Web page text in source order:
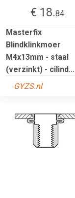
€ 18.84
Masterfix
Blindklinkmoer
M4x13mm - staal
(verzinkt) - cilind...
GYZS.nl